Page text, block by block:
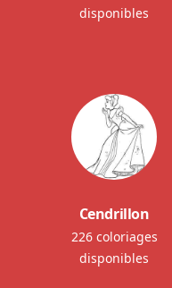
disponibles
Cendrillon
226 coloriages
disponibles